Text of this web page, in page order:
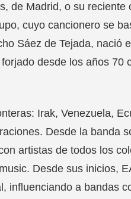
de Madrid, o su reciente
cuyo cancionero se
Sáez de Tejada, nació
desde los años 70
Irak, Venezuela,
Desde la banda
artistas de todos los
Desde sus inicios,
a bandas